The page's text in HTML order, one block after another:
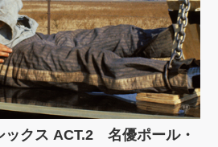
ックス ACT.2 名優ポール・